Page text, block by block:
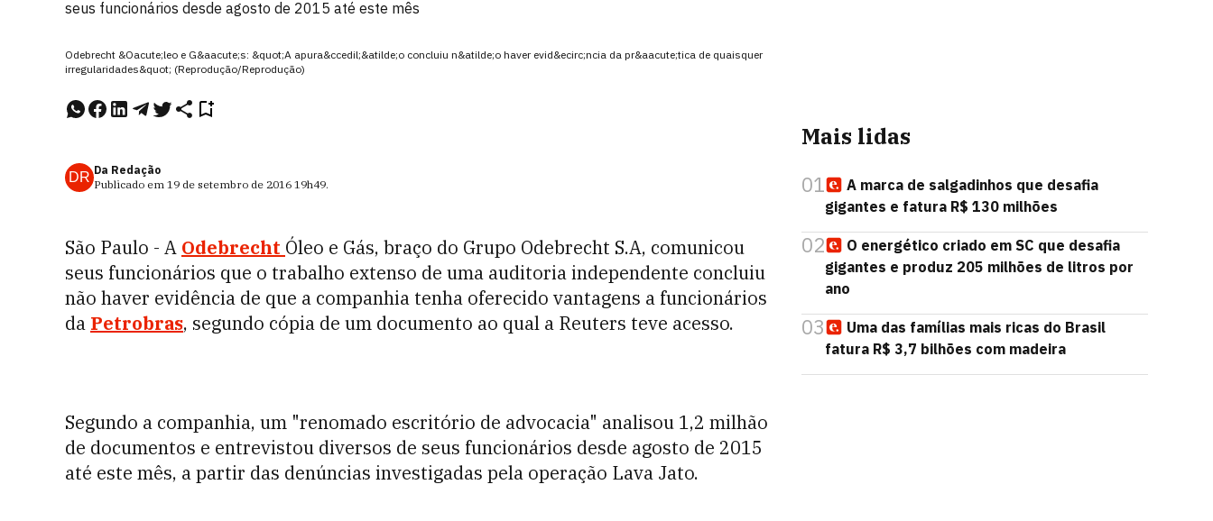
seus funcionários desde agosto de 2015 até este mês
Odebrecht &Oacute;leo e G&aacute;s: &quot;A apura&ccedil;&atilde;o concluiu n&atilde;o haver evid&ecirc;ncia da pr&aacute;tica de quaisquer
irregularidades&quot; (Reprodução/Reprodução)
DR Da Redação
Publicado em 19 de setembro de 2016 19h49.
São Paulo - A Odebrecht Óleo e Gás, braço do Grupo Odebrecht S.A, comunicou
seus funcionários que o trabalho extenso de uma auditoria independente concluiu
não haver evidência de que a companhia tenha oferecido vantagens a funcionários
da Petrobras, segundo cópia de um documento ao qual a Reuters teve acesso.
Segundo a companhia, um "renomado escritório de advocacia" analisou 1,2 milhão
de documentos e entrevistou diversos de seus funcionários desde agosto de 2015
até este mês, a partir das denúncias investigadas pela operação Lava Jato.
Mais lidas
01
A marca de salgadinhos que desafia
gigantes e fatura R$ 130 milhões
02
O energético criado em SC que desafia
gigantes e produz 205 milhões de litros por
ano
03
Uma das famílias mais ricas do Brasil
fatura R$ 3,7 bilhões com madeira